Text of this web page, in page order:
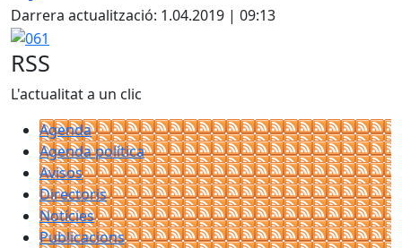
Darrera actualització: 1.04.2019 | 09:13
061
RSS
L'actualitat a un clic
Agenda
Agenda política
Avisos
Directoris
Notícies
Publicacions